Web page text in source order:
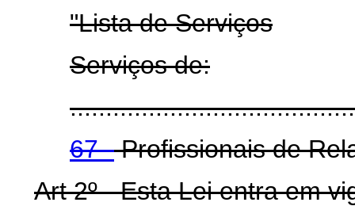
"Lista de Serviços
Serviços de:
67 -Profissionais de
Art 2º - Esta Lei entra em